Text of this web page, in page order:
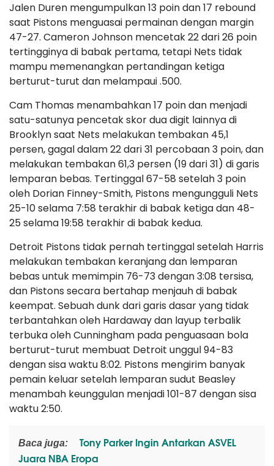
Jalen Duren mengumpulkan 13 poin dan 17 rebound
saat Pistons menguasai permainan dengan margin
47-27. Cameron Johnson mencetak 22 dari 26 poin
tertingginya di babak pertama, tetapi Nets tidak
mampu memenangkan pertandingan ketiga
berturut-turut dan melampaui .500.
Cam Thomas menambahkan 17 poin dan menjadi
satu-satunya pencetak skor dua digit lainnya di
Brooklyn saat Nets melakukan tembakan 45,1
persen, gagal dalam 22 dari 31 percobaan 3 poin, dan
melakukan tembakan 61,3 persen (19 dari 31) di garis
lemparan bebas. Tertinggal 67-58 setelah 3 poin
oleh Dorian Finney-Smith, Pistons mengungguli Nets
25-10 selama 7:58 terakhir di babak ketiga dan 48-
25 selama 19:58 terakhir di babak kedua.
Detroit Pistons tidak pernah tertinggal setelah Harris
melakukan tembakan keranjang dan lemparan
bebas untuk memimpin 76-73 dengan 3:08 tersisa,
dan Pistons secara bertahap menjauh di babak
keempat. Sebuah dunk dari garis dasar yang tidak
terbantahkan oleh Hardaway dan layup terbalik
terbuka oleh Cunningham pada penguasaan bola
berturut-turut membuat Detroit unggul 94-83
dengan sisa waktu 8:02. Pistons mengirim banyak
pemain keluar setelah lemparan sudut Beasley
menambah keunggulan menjadi 101-87 dengan sisa
waktu 2:50.
Baca juga:
Tony Parker Ingin Antarkan ASVEL
Juara NBA Eropa